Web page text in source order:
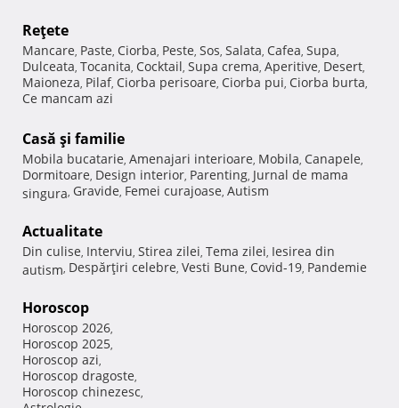
Reţete
Mancare, Paste, Ciorba, Peste, Sos, Salata, Cafea, Supa,
Dulceata, Tocanita, Cocktail, Supa crema, Aperitive, Desert,
Maioneza, Pilaf, Ciorba perisoare, Ciorba pui, Ciorba burta,
Ce mancam azi
Casă şi familie
Mobila bucatarie, Amenajari interioare, Mobila, Canapele,
Dormitoare, Design interior, Parenting, Jurnal de mama
singura, Gravide, Femei curajoase, Autism
Actualitate
Din culise, Interviu, Stirea zilei, Tema zilei, Iesirea din
autism, Despărţiri celebre, Vesti Bune, Covid-19, Pandemie
Horoscop
Horoscop 2026,
Horoscop 2025,
Horoscop azi,
Horoscop dragoste,
Horoscop chinezesc,